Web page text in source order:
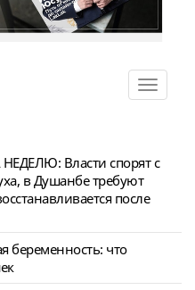
Toggle
Власти спорят с
в Душанбе требуют
после
беременность: что